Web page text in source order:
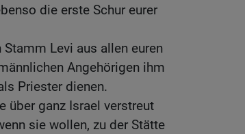
die erste Schur eurer
Stamm Levi aus allen euren
Angehörigen ihm
Priester dienen.
über ganz Israel verstreut
sie wollen, zu der Stätte